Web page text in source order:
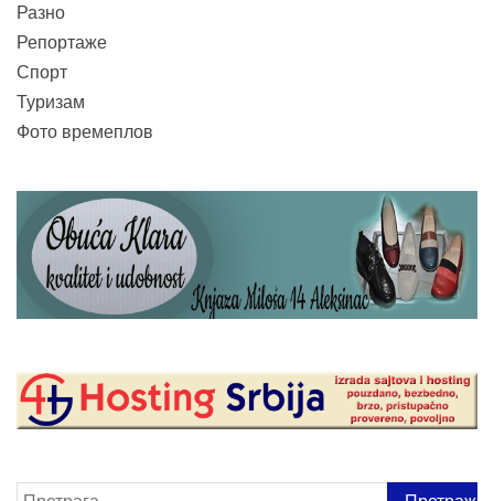
Разно
Репортаже
Спорт
Туризам
Фото времеплов
Претрага